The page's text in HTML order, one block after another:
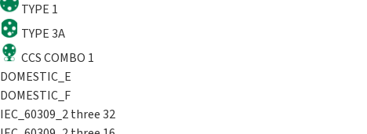
TYPE 1
TYPE 3A
CCS COMBO 1
DOMESTIC_E
DOMESTIC_F
IEC_60309_2 three 32